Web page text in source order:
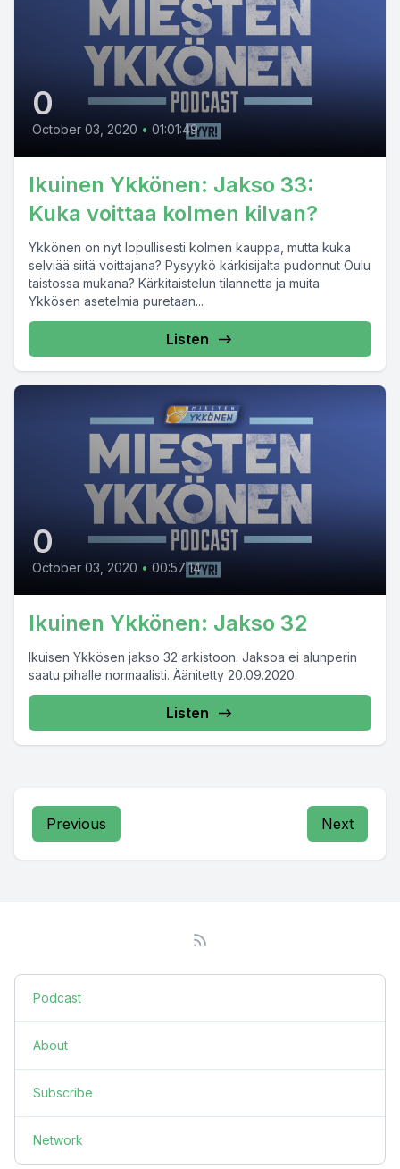
0
October 03, 2020 • 01:01:49
Ikuinen Ykkönen: Jakso 33:
Kuka voittaa kolmen kilvan?
Ykkönen on nyt lopullisesti kolmen kauppa, mutta kuka
selviää siitä voittajana? Pysyykö kärkisijalta pudonnut Oulu
taistossa mukana? Kärkitaistelun tilannetta ja muita
Ykkösen asetelmia puretaan...
Listen
0
October 03, 2020 • 00:57:14
Ikuinen Ykkönen: Jakso 32
Ikuisen Ykkösen jakso 32 arkistoon. Jaksoa ei alunperin
saatu pihalle normaalisti. Äänitetty 20.09.2020.
Listen
Previous Next
Podcast
About
Subscribe
Network